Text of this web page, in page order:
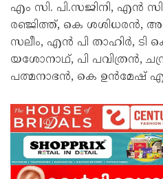
എം സി. പി.സജിനി, എൻ
രഞ്ജിത്ത്, കെ ശശിധരൻ,
സലീം, എൻ പി താഹിർ,
യശോനാഥ്, പി പവിത്രൻ,
പത്മനാഭൻ, കെ ഉൻമേഷ്